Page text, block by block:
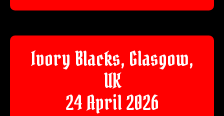
Ivory Blacks, Glasgow,
UK
24 April 2026